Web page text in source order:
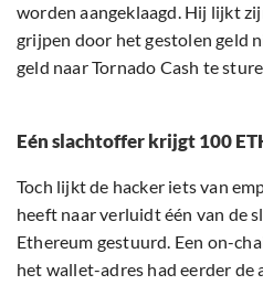
worden aangeklaagd. Hij lijkt
grijpen door het gestolen geld
geld naar Tornado Cash te
Eén slachtoffer krijgt 100
Toch lijkt de hacker iets van
heeft naar verluidt één van de
Ethereum gestuurd. Een on-
het wallet-adres had eerder de